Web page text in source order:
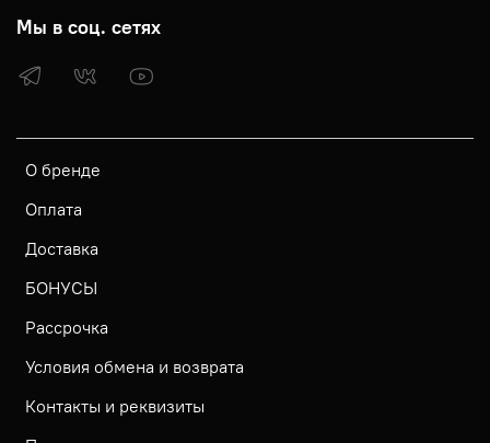
О бренде
Оплата
Доставка
БОНУСЫ
Рассрочка
Условия обмена и возврата
Контакты и реквизиты
Мы в соц. сетях